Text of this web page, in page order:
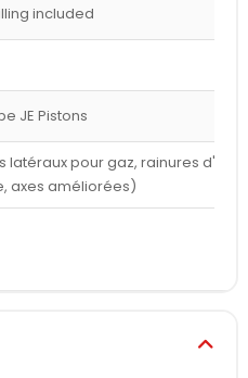
included
JE Pistons
latéraux pour gaz, rainures
axes améliorées)